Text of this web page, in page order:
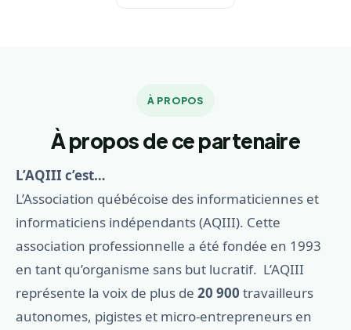
À PROPOS
À propos de ce partenaire
L’AQIII c’est…
L’Association québécoise des informaticiennes et
informaticiens indépendants (AQIII). Cette
association professionnelle a été fondée en 1993
en tant qu’organisme sans but lucratif. L’AQIII
représente la voix de plus de 20 900 travailleurs
autonomes, pigistes et micro-entrepreneurs en